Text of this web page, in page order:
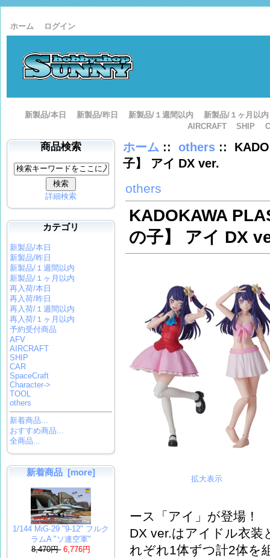
ホーム ログイン
新製品/本日 新製品/昨日 新製品/１週間以内
新製品/１ヶ月以内
AIRCRAFT
SHIP
商品検索
詳細検索
カテゴリ
新製品/本日
新製品/昨日
新製品/１週間以内
新製品/１ヶ月以内
再入荷/本日
再入荷/昨日
再入荷/１週間以内
再入荷/１ヶ月以内
予約受付商品
AFV
AIRCRAFT
SHIP
CAR
SpaceCraft
Character->
TOOL
others
新着商品...
おすすめ商品...
全商品...
新着商品 [more]
1/144 MiG-29 "9-12" フルク
ラムA "ソ連空軍"
8,470円 6,776円
ホーム ::others ::
子】 アイ DX ver.
others
KADOKAWA
の子】 アイ DX
拡大表示
ース「アイ」が登場！
DX ver.はアイドル衣
れぞれ1体ずつ計2体を